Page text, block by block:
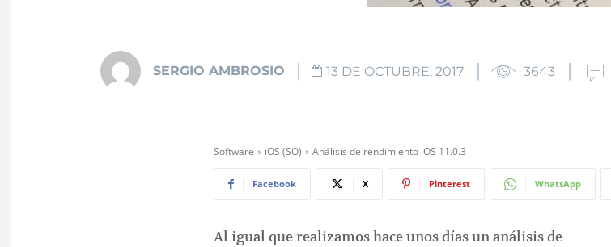
SERGIO AMBROSIO 13 DE OCTUBRE, 2017 3643
Software iOS (SO) Análisis de rendimiento iOS 11.0.3
Facebook X Pinterest WhatsApp
Al igual que realizamos hace unos días un análisis de